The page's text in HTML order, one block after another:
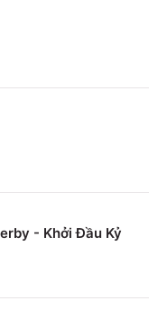
- Khởi Đầu Kỷ